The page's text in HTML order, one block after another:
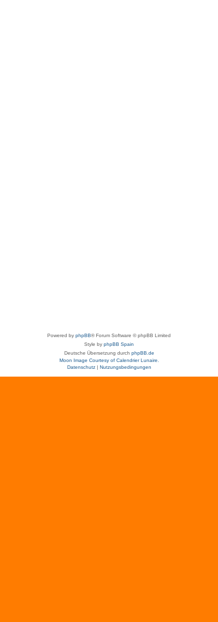
Powered by phpBB® Forum Software © phpBB Limited
Style by phpBB Spain
Deutsche Übersetzung durch phpBB.de
Moon Image Courtesy of Calendrier Lunaire.
Datenschutz| Nutzungsbedingungen